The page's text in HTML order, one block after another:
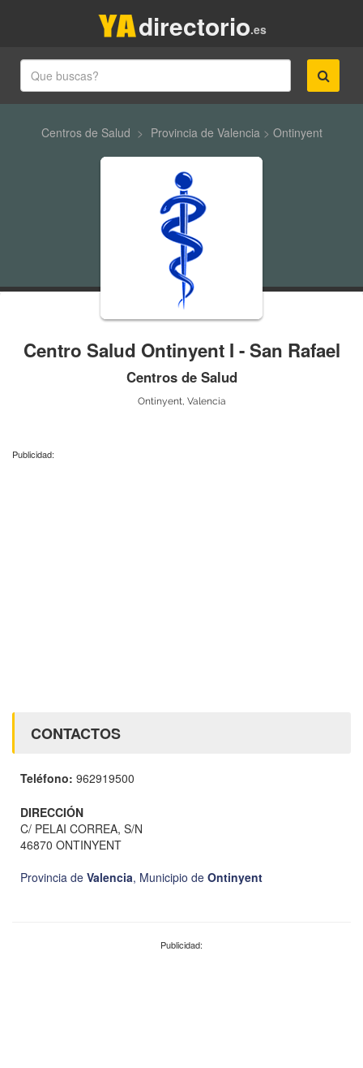
.es
directorio
Centros de Salud > Provincia de Valencia> Ontinyent
Centro Salud Ontinyent I - San Rafael
Centros de Salud
Ontinyent, Valencia
Publicidad:
CONTACTOS
Teléfono: 962919500
DIRECCIÓN
C/ PELAI CORREA, S/N
46870 ONTINYENT
Provincia de Valencia, Municipio de Ontinyent
Publicidad: